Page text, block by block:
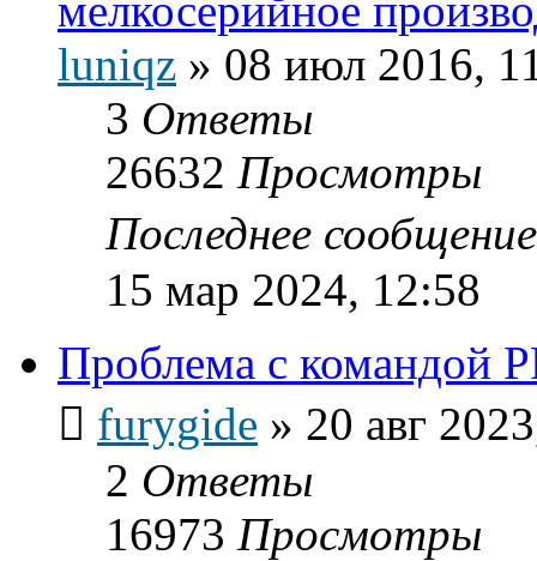
luniqz » 08 июл 2016,
3 Ответы
26632 Просмотры
Последнее
15 мар 2024, 12:58
Проблема с командой
furygide » 20 авг
2 Ответы
16973 Просмотры